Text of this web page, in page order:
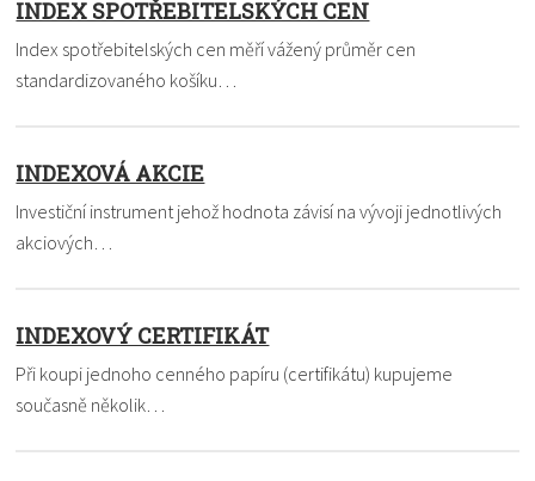
INDEX SPOTŘEBITELSKÝCH CEN
Index spotřebitelských cen měří vážený průměr cen
standardizovaného košíku…
INDEXOVÁ AKCIE
Investiční instrument jehož hodnota závisí na vývoji jednotlivých
akciových…
INDEXOVÝ CERTIFIKÁT
Při koupi jednoho cenného papíru (certifikátu) kupujeme
současně několik…